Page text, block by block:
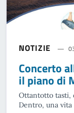
NOTIZIE
Concerto
il piano di
Ottantotto tasti,
Dentro, una vita